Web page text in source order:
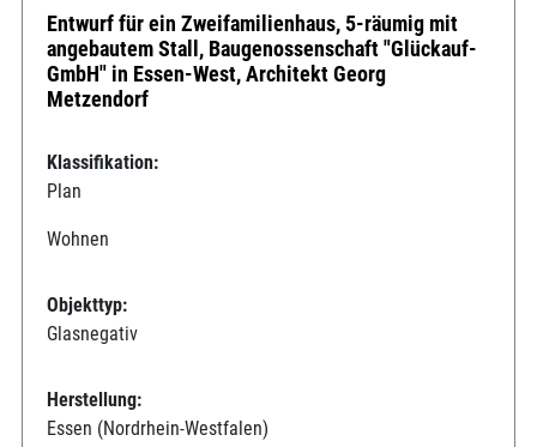
Entwurf für ein Zweifamilienhaus, 5-räumig mit
angebautem Stall, Baugenossenschaft "Glückauf-
GmbH" in Essen-West, Architekt Georg
Metzendorf
Klassifikation:
Plan
Wohnen
Objekttyp:
Glasnegativ
Herstellung:
Essen (Nordrhein-Westfalen)